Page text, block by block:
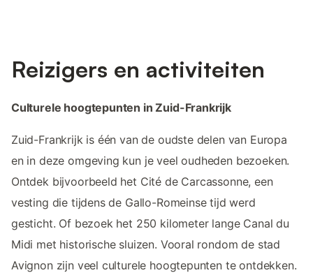
Reizigers en activiteiten
Culturele hoogtepunten in Zuid-Frankrijk
Zuid-Frankrijk is één van de oudste delen van Europa
en in deze omgeving kun je veel oudheden bezoeken.
Ontdek bijvoorbeeld het Cité de Carcassonne, een
vesting die tijdens de Gallo-Romeinse tijd werd
gesticht. Of bezoek het 250 kilometer lange Canal du
Midi met historische sluizen. Vooral rondom de stad
Avignon zijn veel culturele hoogtepunten te ontdekken.